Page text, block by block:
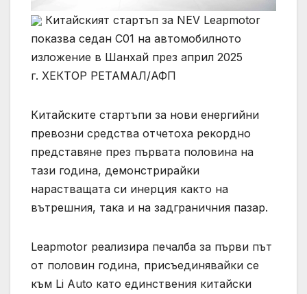
Китайският стартъп за NEV Leapmotor
показва седан C01 на автомобилното
изложение в Шанхай през април 2025
г. ХЕКТОР РЕТАМАЛ/АФП
Китайските стартъпи за нови енергийни
превозни средства отчетоха рекордно
представяне през първата половина на
тази година, демонстрирайки
нарастващата си инерция както на
вътрешния, така и на задграничния пазар.
Leapmotor реализира печалба за първи път
от половин година, присъединявайки се
към Li Auto като единствения китайски